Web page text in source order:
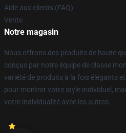
Aide aux clients (FAQ)
Vente
Notre magasin
Nous offrons des produits de haute
conçus par notre équipe de classe
variété de produits à la fois élégants
pour montrer votre style individuel,
votre individualité avec les autres.